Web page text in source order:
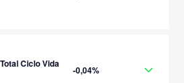
Ciclo Vida
-0,04%